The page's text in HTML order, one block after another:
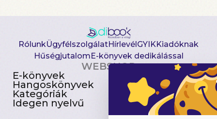
RólunkÜgyfélszolgálatHírlevélGYIKKiadóknak
HűségjutalomE-könyvek dedikálással
WEBSHOP
E-könyvek
Hangoskönyvek
Kategóriák
Idegen nyelvű
Csomagajánlatok
Akciósak
Előjegyezhetők
Újdonságok